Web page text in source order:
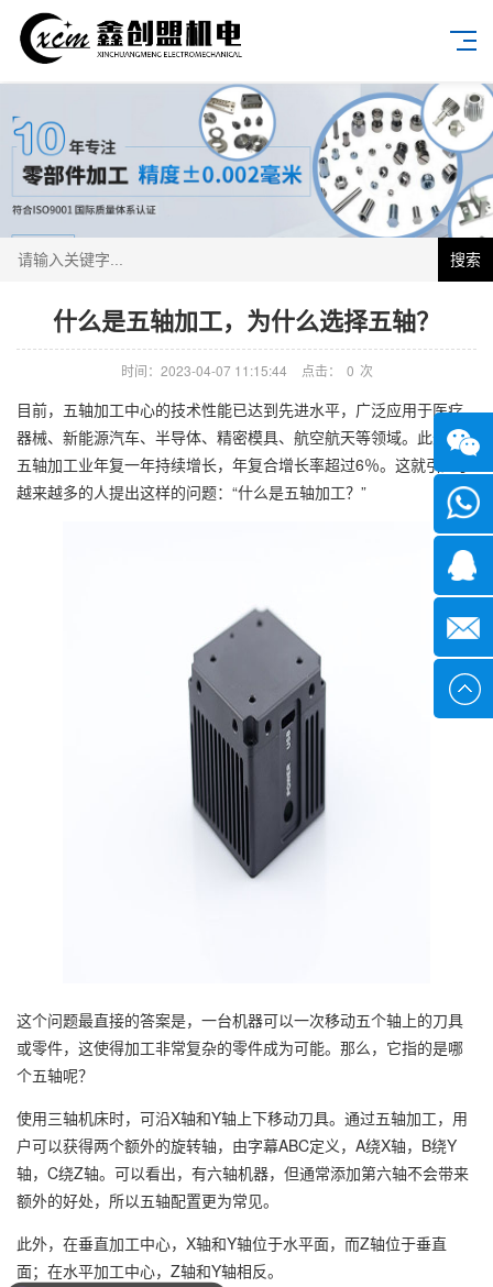
搜索
什么是五轴加工，为什么选择五轴？
时间：2023-04-07 11:15:44 点击： 0 次
目前，五轴加工中心的技术性能已达到先进水平，广泛应用于医疗
器械、新能源汽车、半导体、精密模具、航空航天等领域。此外，
五轴加工业年复一年持续增长，年复合增长率超过6％。这就引起了
越来越多的人提出这样的问题：“什么是五轴加工？”
这个问题最直接的答案是，一台机器可以一次移动五个轴上的刀具
或零件，这使得加工非常复杂的零件成为可能。那么，它指的是哪
个五轴呢？
使用三轴机床时，可沿X轴和Y轴上下移动刀具。通过五轴加工，用
户可以获得两个额外的旋转轴，由字幕ABC定义，A绕X轴，B绕Y
轴，C绕Z轴。可以看出，有六轴机器，但通常添加第六轴不会带来
额外的好处，所以五轴配置更为常见。
此外，在垂直加工中心，X轴和Y轴位于水平面，而Z轴位于垂直
面；在水平加工中心，Z轴和Y轴相反。
微信